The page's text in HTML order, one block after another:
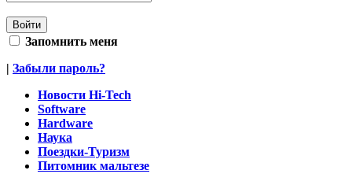
Запомнить меня
| Забыли пароль?
Новости Hi-Tech
Software
Hardware
Наука
Поездки-Туризм
Питомник мальтезе